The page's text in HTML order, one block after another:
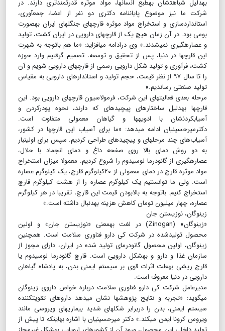
به‎دلیل شباهت‎شان به‎طبع انسان‎ها، مواد موثره قدرتمندتری دارند. در
شرکت ما نیز موضوع پایان‎نامه دکتری دو نفر از اعضا، جمع‏آوری،
استانداردسازی و استخراج مواد موثره قارچ‎های جنگل‎های ایران به‎صورت
بومی بود. در آن زمان هیچ یک از قارچ‎های دارویی در ایران کشت، تولید
و عصاره‎گیری نمی‎شدند.» وی درادامه می‎افزاید: «ما هم باتوجه به شهرت
این قارچ‏ها در دنیا، پس از تحقیق و توسعه، تصمیم گرفتیم وارد حوزه
کشت، فرآوری و تولید شکل دارویی رسمی از قارچ‎های دارویی شویم و آن
را تا سال ۹۷ از نظر قیمت، حجم تولید و استاندارهای دارویی به مقیاس
تولید صنعتی رساندیم.»
مرحله بعدی فعالیت‎های این شرکت، فرمولاسیون قارچ‎های دارویی بود. این
قارچ‏ها به‎دلیل ساختارهای پیچیده‎ای که دارند، نحوه پودرکردن و
آسیاب‎کردنشان با ادویه‎ها و گیاهان معمولی متفاوت است.
دکتر‌میرحسینیان ادامه می‎دهد: «ما برای آسیاب این قارچ‎ها در کشور،
آسیاب‌‎های چند مرحله‎ای و پیچیده‎ای طراحی کردیم. سپس برای اولین‎بار
به دو روش دمای بالا روی صفحه داغ و دمای انجماد با حلال،
عصاره‎گیری از گانودرما لوسیدوم را شروع کردیم. معمولا میزان استخراج
مواد موثره قارچ در دمای معمولی از ۲۰کیلوگرم قارچ، یک کیلوگرم عصاره
است. ولی ما توانستیم یک کیلوگرم عصاره را از هشت کیلوگرم قارچ
استخراج کنیم. باتوجه به بالا‎بودن قیمت این قارچ، تقریبا در هر کیلوگرم
عصاره، چهار میلیون تومان کاهش هزینه به‎دنبال داشته است.»
زینوگان، نوزیستن جان
«زینوگان» (Zinogan) در لغت به‎معنی «نوزیستن جان» و اولین
محصول تولیدشده در شرکت کی دارو فناوری سلامت است. همچنین
زینوگان، اولین محصول گانودرمای تولید شده در ایران، دارای مجوز از
سازمان غذا و دارو و به‎شکل دارویی است. قارچ گانودرما لوسیدوم یا
قارچ رِیشی به‎علت اثرات قوی بر سیستم ایمنی بدن، به پادشاه گیاهان
دارویی در دنیا معروف است.
مدیرعامل شرکت کی دارو فناوری سلامت درباره خواص داروی زینوگان
می‎گوید: «تجربه و نتایج پژوهش‎ها نشان می‎دهد داروهای تقویت‏کننده
سیستم ایمنی، بدن را دربرابر شکل‎های شدید بیماری‎های ویروسی مانند
ویروس کرونا ایمن می‎کند.» دکتر میرحسینیان با اشاره به‎اینکه تا پیش از